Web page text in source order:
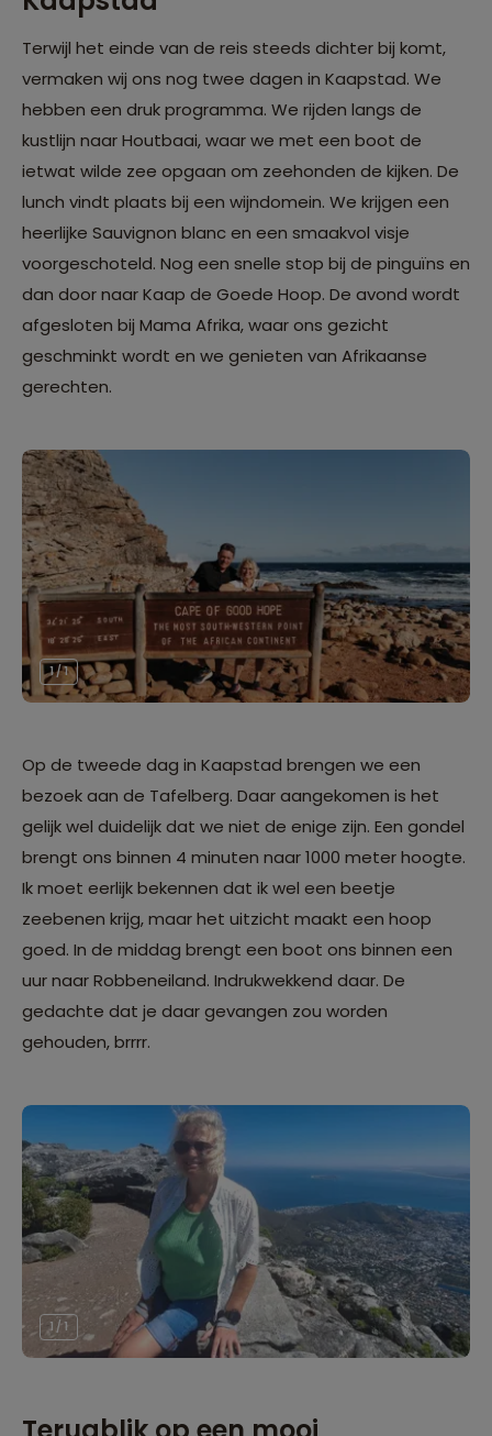
Terwijl het einde van de reis steeds dichter bij komt,
vermaken wij ons nog twee dagen in Kaapstad. We
hebben een druk programma. We rijden langs de
kustlijn naar Houtbaai, waar we met een boot de
ietwat wilde zee opgaan om zeehonden de kijken. De
lunch vindt plaats bij een wijndomein. We krijgen een
heerlijke Sauvignon blanc en een smaakvol visje
voorgeschoteld. Nog een snelle stop bij de pinguïns en
dan door naar Kaap de Goede Hoop. De avond wordt
afgesloten bij Mama Afrika, waar ons gezicht
geschminkt wordt en we genieten van Afrikaanse
gerechten.
1 / 1
Op de tweede dag in Kaapstad brengen we een
bezoek aan de Tafelberg. Daar aangekomen is het
gelijk wel duidelijk dat we niet de enige zijn. Een gondel
brengt ons binnen 4 minuten naar 1000 meter hoogte.
Ik moet eerlijk bekennen dat ik wel een beetje
zeebenen krijg, maar het uitzicht maakt een hoop
goed. In de middag brengt een boot ons binnen een
uur naar Robbeneiland. Indrukwekkend daar. De
gedachte dat je daar gevangen zou worden
gehouden, brrrr.
1 / 1